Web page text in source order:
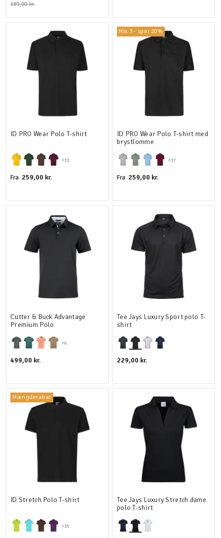
189,00 kr.
+11
ID PRO Wear Polo T-shirt
Fra 259,00 kr.
Mix 3 - spar 20%
+17
ID PRO Wear Polo T-shirt med
brystlomme
Fra 259,00 kr.
+6
Cutter & Buck Advantage
Premium Polo
499,00 kr.
Tee Jays Luxury Sport polo T-
shirt
229,00 kr.
Mængderabat
+15
ID Stretch Polo T-shirt
Tee Jays Luxury Stretch dame
polo T-shirt